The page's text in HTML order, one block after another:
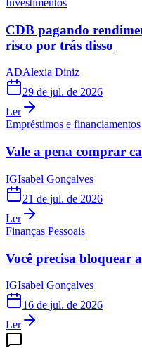
Investimentos
CDB pagando
risco por trás disso
ADAlexia Diniz
29 de jul. de 2026
Ler
Empréstimos e financiamentos
Vale a pena comprar
IGIsabel Gonçalves
21 de jul. de 2026
Ler
Finanças Pessoais
Você precisa bloquear
IGIsabel Gonçalves
16 de jul. de 2026
Ler